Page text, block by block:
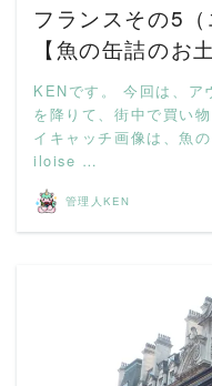
フランスその5（
【魚の缶詰のお
KENです。 今回は、ア
を降りて、街中で買い
イキャッチ画像は、魚
iloise …
管理人KEN